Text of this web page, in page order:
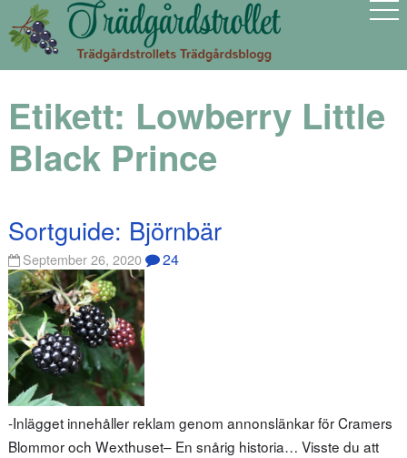
Etikett: Lowberry Little
Black Prince
Sortguide: Björnbär
September 26, 2020 24
-Inlägget innehåller reklam genom annonslänkar för Cramers
Blommor och Wexthuset– En snårig historia… Visste du att